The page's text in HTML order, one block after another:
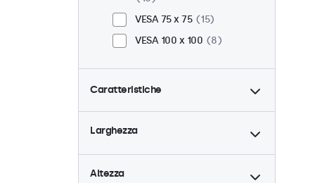
VESA 75 x 75
15
VESA 100 x 100
8
Caratteristiche
4:3 / 5:4
6
9-36 Volt
Dimmerabile
23
Lettore multimediale USB
Larghezza
Altezza